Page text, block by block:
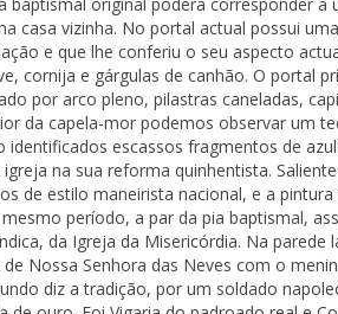
casa vizinha. No portal actual possui
e que lhe conferiu o seu aspecto
cornija e gárgulas de canhão. O portal
por arco pleno, pilastras caneladas,
da capela-mor podemos observar um
identificados escassos fragmentos de
na sua reforma quinhentista.
de estilo maneirista nacional, e a
período, a par da pia baptismal,
da Igreja da Misericórdia. Na parede
Nossa Senhora das Neves com o
diz a tradição, por um soldado